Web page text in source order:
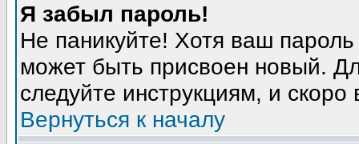
Я забыл пароль!
Не паникуйте! Хотя ваш
может быть присвоен новый.
следуйте инструкциям, и
Вернуться к началу